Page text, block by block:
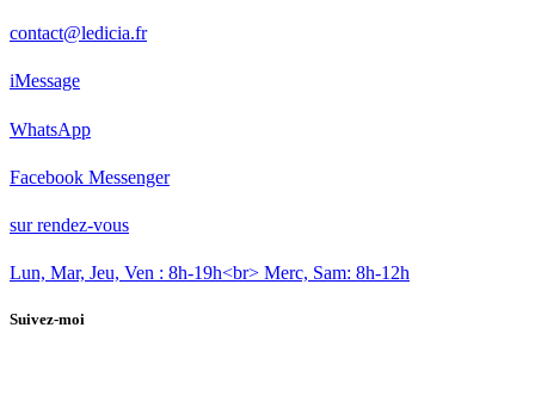
contact@ledicia.fr
iMessage
WhatsApp
Facebook Messenger
sur rendez-vous
Lun, Mar, Jeu, Ven : 8h-19h<br> Merc, Sam: 8h-12h
Suivez-moi